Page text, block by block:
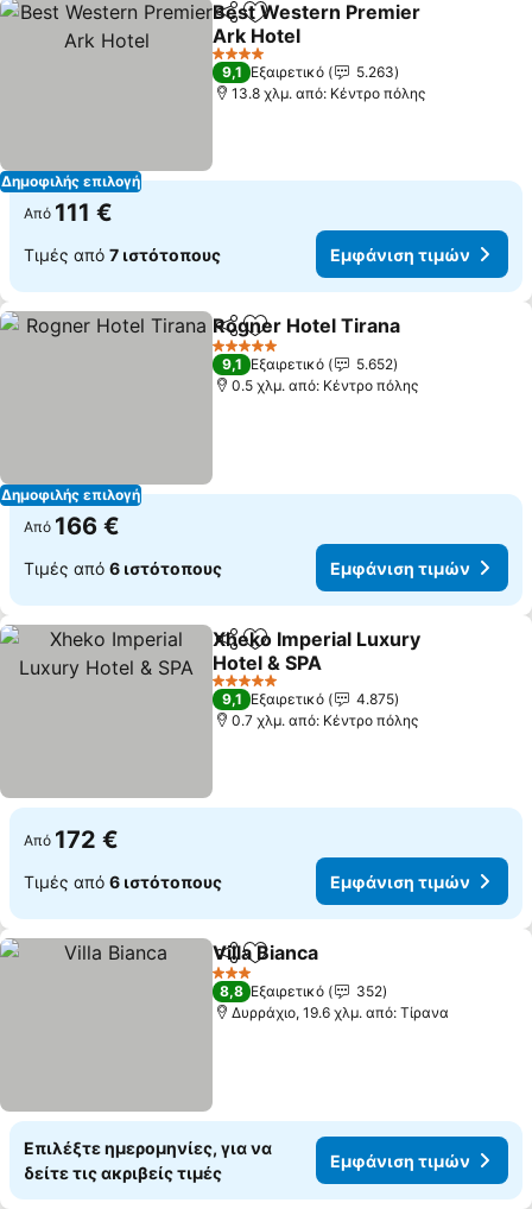
Δημοφιλής επιλογή
Κοινοποίηση
Προσθήκη στα αγαπημένα
Best Western Premier
Ark Hotel
4 Αστέρια
9,1 Εξαιρετικό
5.263
13.8 χλμ. από: Κέντρο πόλης
Από 111 €
Τιμές από 7 ιστότοπους Εμφάνιση τιμών
Δημοφιλής επιλογή
Κοινοποίηση
Προσθήκη στα αγαπημένα
Rogner Hotel Tirana
5 Αστέρια
9,1 Εξαιρετικό
5.652
0.5 χλμ. από: Κέντρο πόλης
Από 166 €
Τιμές από 6 ιστότοπους Εμφάνιση τιμών
Κοινοποίηση
Προσθήκη στα αγαπημένα
Xheko Imperial Luxury
Hotel & SPA
5 Αστέρια
9,1 Εξαιρετικό
4.875
0.7 χλμ. από: Κέντρο πόλης
Από 172 €
Τιμές από 6 ιστότοπους Εμφάνιση τιμών
Κοινοποίηση
Προσθήκη στα αγαπημένα
Villa Bianca
3 Αστέρια
8,8 Εξαιρετικό
352
Δυρράχιο, 19.6 χλμ. από: Τίρανα
Επιλέξτε ημερομηνίες, για να
δείτε τις ακριβείς τιμές
Εμφάνιση τιμών